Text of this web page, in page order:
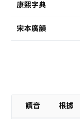
康熙字典
宋本廣韻
讀音 根據